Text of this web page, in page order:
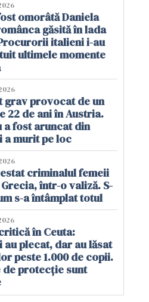
omorâtă Daniela
găsită în lada
italieni i-au
ultimele momente
grav provocat de un
22 de ani în Austria.
a fost aruncat din
a murit pe loc
criminalul femeii
într-o valiză. S-
s-a întâmplat totul
în Ceuta:
plecat, dar au lăsat
peste 1.000 de copii.
de protecție sunt